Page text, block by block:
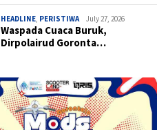
HEADLINE, PERISTIWA July 27, 2026
Waspada Cuaca Buruk,
Dirpolairud Goronta…